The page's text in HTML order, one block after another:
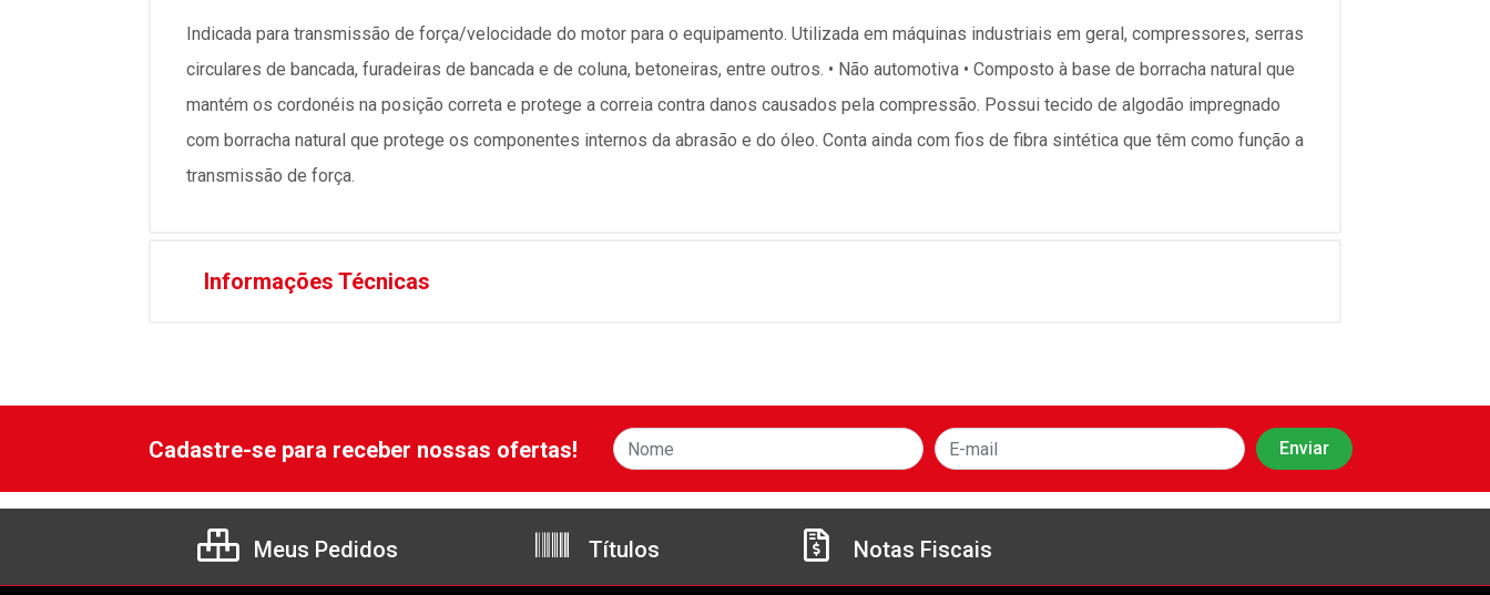
Indicada para transmissão de força/velocidade do motor para o equipamento. Utilizada em máquinas industriais em geral, compressores, serras
circulares de bancada, furadeiras de bancada e de coluna, betoneiras, entre outros. • Não automotiva • Composto à base de borracha natural que
mantém os cordonéis na posição correta e protege a correia contra danos causados pela compressão. Possui tecido de algodão impregnado
com borracha natural que protege os componentes internos da abrasão e do óleo. Conta ainda com fios de fibra sintética que têm como função a
transmissão de força.
Informações Técnicas
Cadastre-se para receber nossas ofertas!
Meus Pedidos Títulos Notas Fiscais